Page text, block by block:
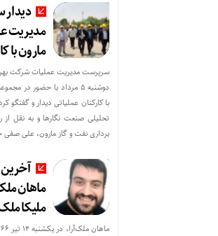
مدیریت
مارون با
سرپرست مدیریت عملیات شرکت
دوشنبه ۵ مرداد با حضور
با کارکنان عملیاتی دیدار و گفتگو
تحلیلی صنعت نگارها و به نقل
برداری نفت و گاز مارون، علی
ماهان
ملیکا